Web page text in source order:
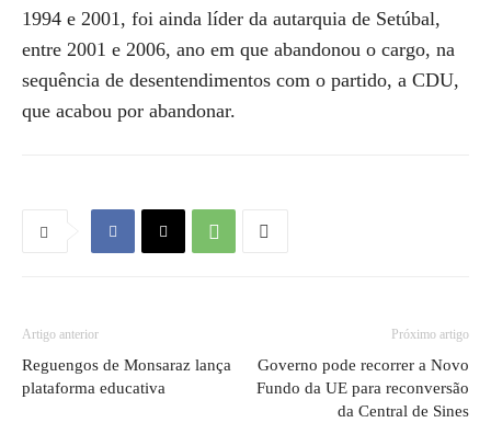
1994 e 2001, foi ainda líder da autarquia de Setúbal,
entre 2001 e 2006, ano em que abandonou o cargo, na
sequência de desentendimentos com o partido, a CDU,
que acabou por abandonar.
Artigo anterior
Reguengos de Monsaraz lança
plataforma educativa
Próximo artigo
Governo pode recorrer a Novo
Fundo da UE para reconversão
da Central de Sines